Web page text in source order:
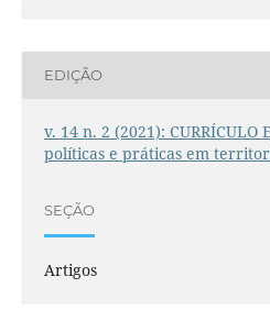
EDIÇÃO
v. 14 n. 2 (2021): CURRÍCULO
políticas e práticas em
SEÇÃO
Artigos